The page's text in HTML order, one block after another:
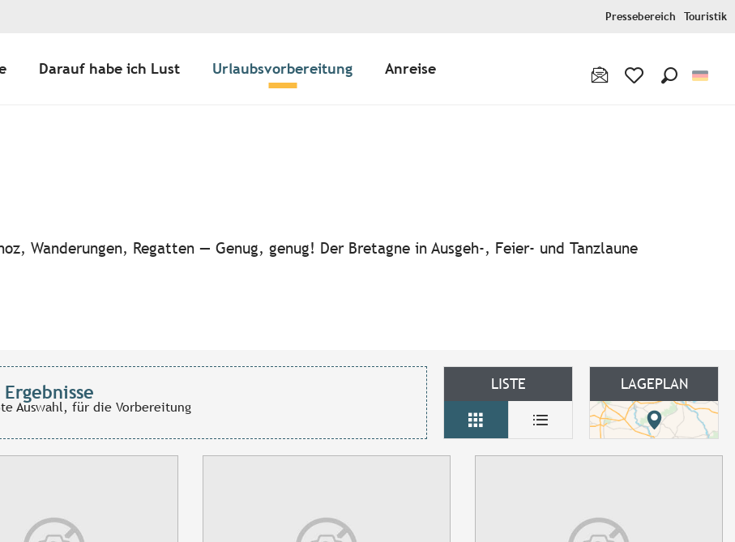
Pressebereich Touristik
Darauf habe ich Lust Urlaubsvorbereitung Anreise
aux favoris
Wanderungen, Regatten — Genug, genug! Der Bretagne in Ausgeh-, Feier- und Tanzlaune
Ergebnisse
Auswahl, für die Vorbereitung
LISTE LAGEPLAN